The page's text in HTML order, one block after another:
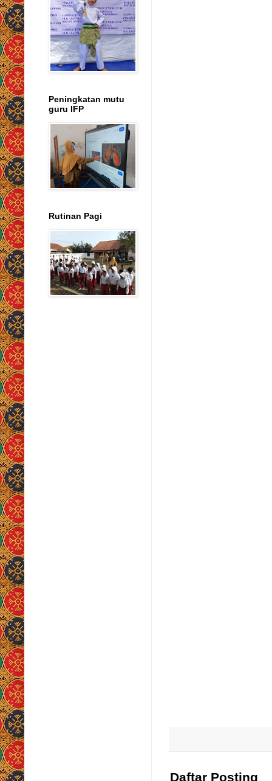
Daftar Posting
Peningkatan mutu
guru IFP
Rutinan Pagi